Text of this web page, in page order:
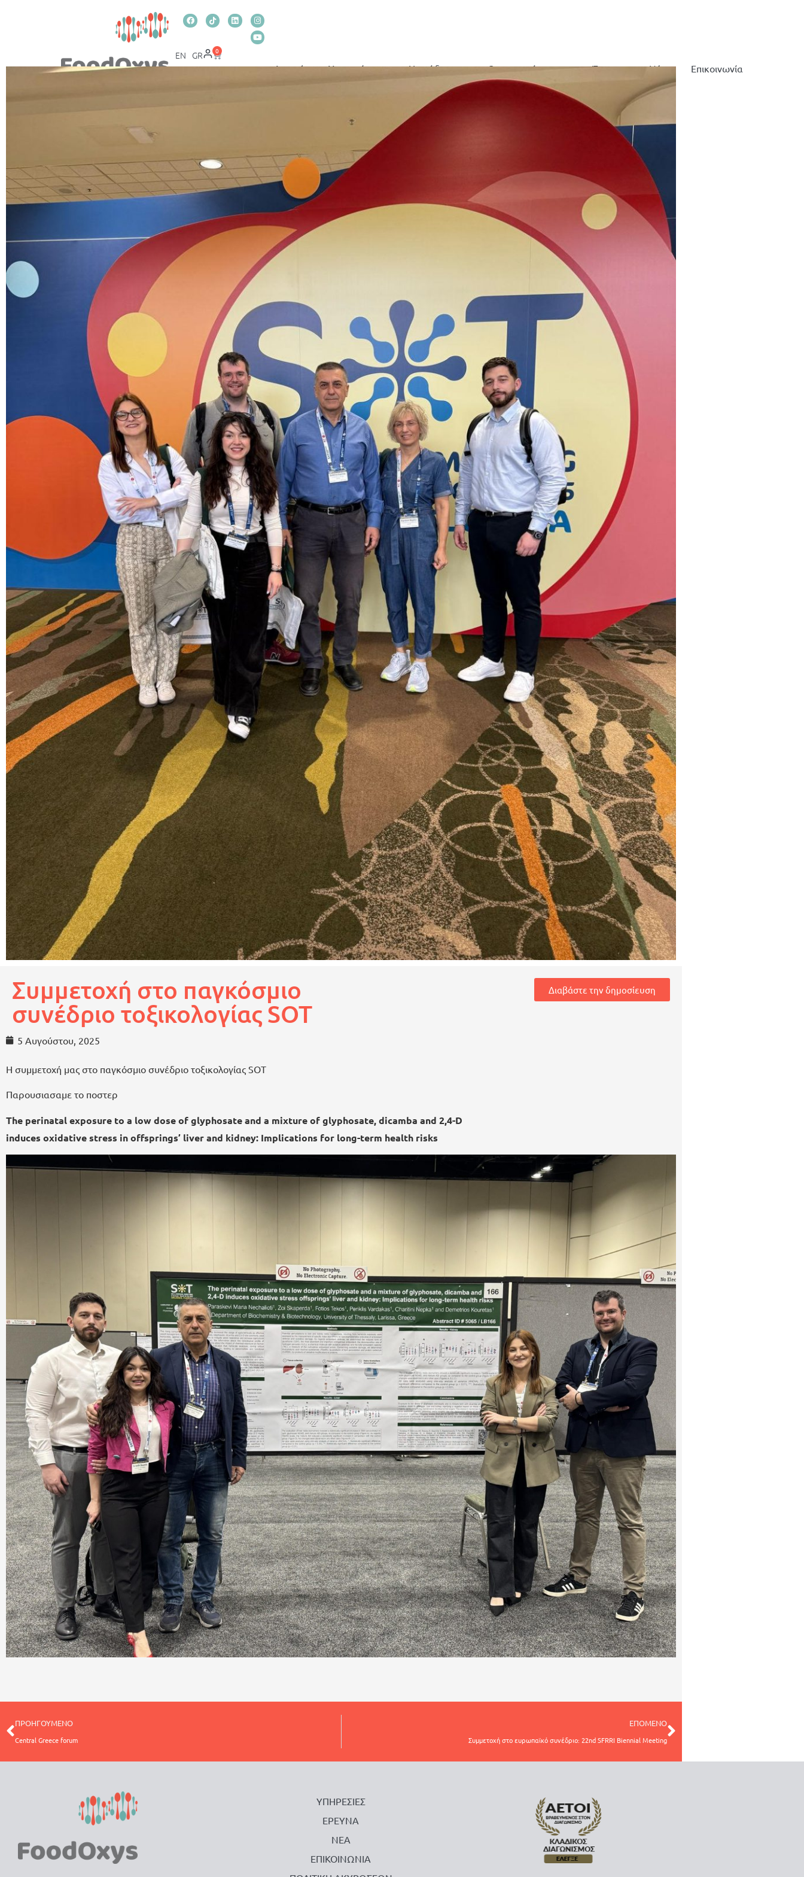
EN GR 0
Αρχική Υπηρεσίες Η ομάδα μας Οι συνεργάτες μας Έρευνα Νέα Επικοινωνία
Συμμετοχή στο παγκόσμιο
συνέδριο τοξικολογίας SOT
Διαβάστε την δημοσίευση
5 Αυγούστου, 2025
Η συμμετοχή μας στο παγκόσμιο συνέδριο τοξικολογίας SOT
Παρουσιασαμε το ποστερ
The perinatal exposure to a low dose of glyphosate and a mixture of glyphosate, dicamba and 2,4-D
induces oxidative stress in offsprings’ liver and kidney: Implications for long-term health risks
ΠΡΟΗΓΟΥΜΕΝΟ
Central Greece forum
ΕΠΟΜΕΝΟ
Συμμετοχή στο ευρωπαϊκό συνέδριο: 22nd SFRRI Biennial Meeting
ΥΠΗΡΕΣΙΕΣ
ΕΡΕΥΝΑ
ΝΕΑ
ΕΠΙΚΟΙΝΩΝΙΑ